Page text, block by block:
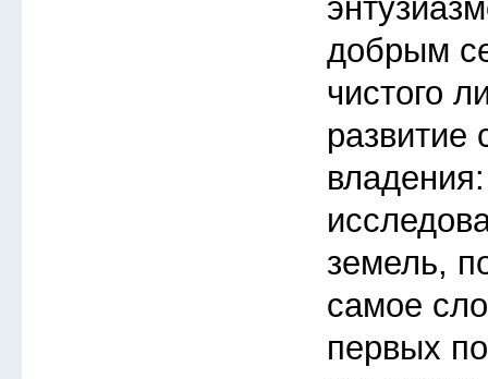
добрым
чистого
развитие
земель,
самое
первых